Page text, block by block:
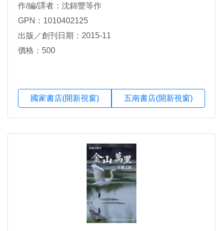
作/編/譯者：沈錦豐等作
GPN：1010402125
出版／創刊日期：2015-11
價格：500
國家書店(開新視窗) 五南書店(開新視窗)